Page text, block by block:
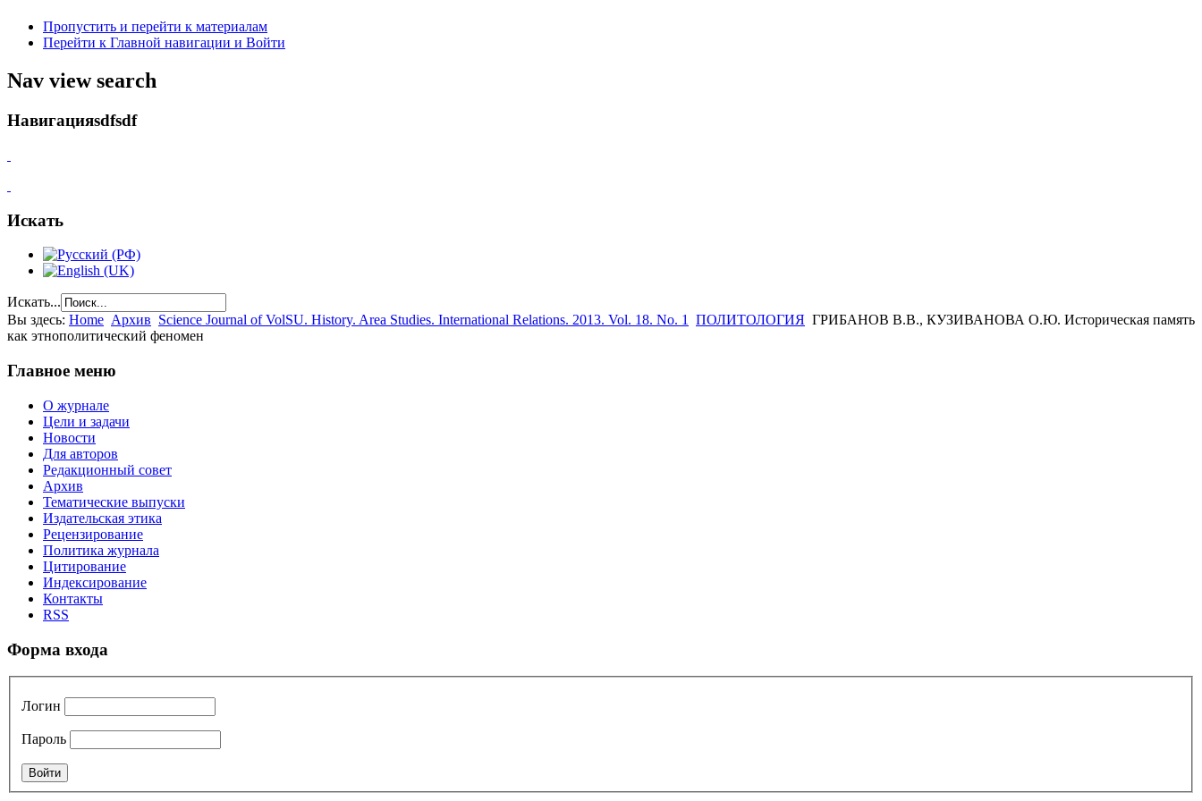
Пропустить и перейти к материалам
Перейти к Главной навигации и Войти
Nav view search
Навигацияsdfsdf
Искать
Искать...
Вы здесь: Home Архив Science Journal of VolSU. History. Area Studies. International Relations. 2013. Vol. 18. No. 1 ПОЛИТОЛОГИЯ ГРИБАНОВ В.В., КУЗИВАНОВА О.Ю. Историческая память
как этнополитический феномен
Главное меню
О журнале
Цели и задачи
Новости
Для авторов
Редакционный совет
Архив
Тематические выпуски
Издательская этика
Рецензирование
Политика журнала
Цитирование
Индексирование
Контакты
RSS
Форма входа
Логин
Пароль